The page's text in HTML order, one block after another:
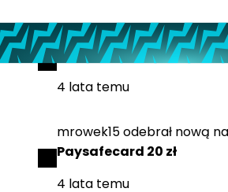
mrowek15zdobyłnową
forum
4 lata temu
mrowek15odebrał nową
Paysafecard 20 zł
4 lata temu